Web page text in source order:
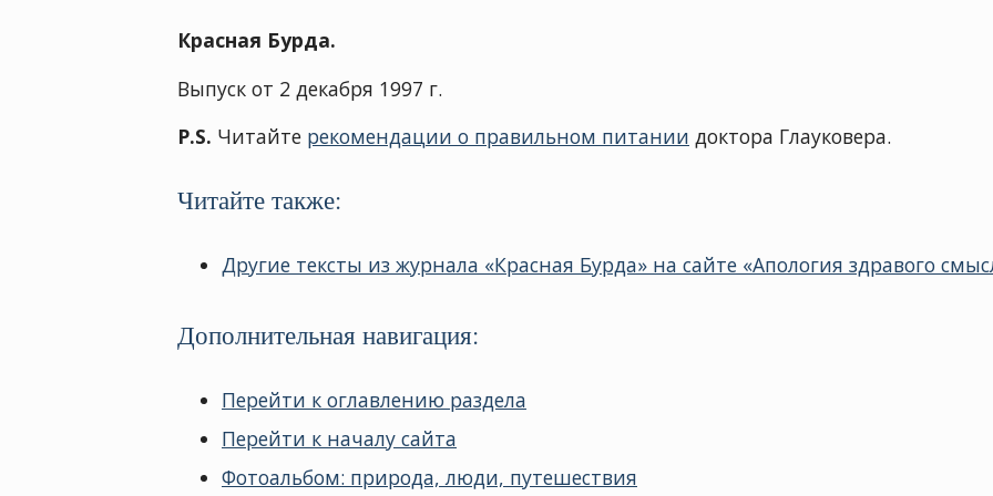
Красная Бурда.
Выпуск от 2 декабря 1997 г.
P.S. Читайте рекомендации о правильном питании доктора Глауковера.
Читайте также:
Другие тексты из журнала «Красная Бурда» на сайте «Апология здравого
Дополнительная навигация:
Перейти к оглавлению раздела
Перейти к началу сайта
Фотоальбом: природа, люди, путешествия